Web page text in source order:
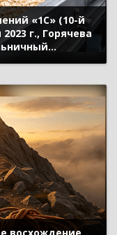
«1С» (10-й
г., Горячева